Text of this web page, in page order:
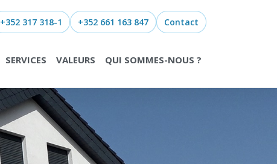
+352 317 318-1 +352 661 163 847 Contact
SERVICES VALEURS QUI SOMMES-NOUS ?